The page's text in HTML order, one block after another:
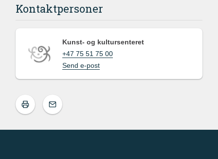
Kontaktpersoner
Kunst- og kultursenteret
+47 75 51 75 00
Send e-post